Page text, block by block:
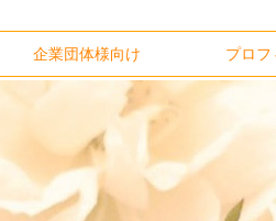
企業団体様向け プロ